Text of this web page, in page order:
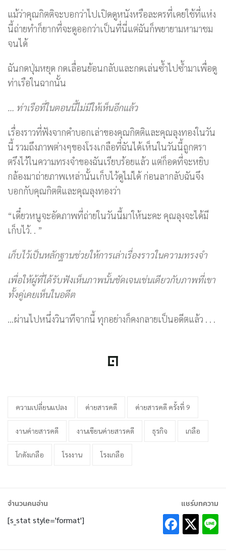
แม้ว่าคุณกิตติจะบอกว่าไปเปิดดูหนังหรือละครที่เคยใช้ที่แห่ง
นี้ถ่ายทำก็ยากที่จะดูออกว่าเป็นที่นี่แต่ฉันก็พยายามหามาชม
จนได้
ฉันกดปุ่มหยุด กดเลื่อนย้อนกลับและกดเล่นซ้ำไปซ้ำมาเพื่อดู
ท่าเรือในฉากนั้น
… ท่าเรือที่ในตอนนี้ไม่มีให้เห็นอีกแล้ว
เรื่องราวที่ฟังจากคำบอกเล่าของคุณกิตติและคุณลุงทองในวัน
นี้ รวมถึงภาพต่างๆของโรงเกลือที่ฉันได้เห็นในวันนี้ถูกตรา
ตรึงไว้ในความทรงจำของฉันเรียบร้อยแล้ว แต่ก็อดที่จะหยิบ
กล้องมาถ่ายภาพเหล่านั้นเก็บไว้ดูไม่ได้ ก่อนลากลับฉันจึง
บอกกับคุณกิตติและคุณลุงทองว่า
“เดี๋ยวหนูจะอัดภาพที่ถ่ายในวันนี้มาให้นะคะ คุณลุงจะได้มี
เก็บไว้. . ”
เก็บไว้เป็นหลักฐานช่วยให้การเล่าเรื่องราวในความทรงจำ
เพื่อให้ผู้ที่ได้รับฟังเห็นภาพนั้นชัดเจนเช่นเดียวกับภาพที่เขา
ทั้งคู่เคยเห็นในอดีต
…ผ่านไปหนึ่งวินาทีจากนี้ ทุกอย่างก็คงกลายเป็นอดีตแล้ว . . .
ความเปลี่ยนแปลง ค่ายสารคดี ค่ายสารคดี ครั้งที่ 9
งานค่ายสารคดี งานเขียนค่ายสารคดี ธุรกิจ เกลือ
โกดังเกลือ โรงงาน โรงเกลือ
จำนวนคนอ่าน
[s_stat style='format']
แชร์บทความ